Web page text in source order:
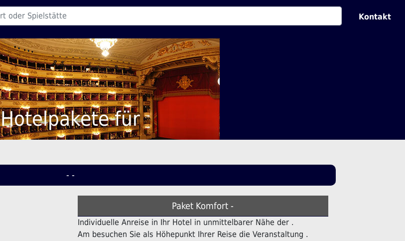
Kontakt
Hotelpakete für
- -
Paket Komfort -
Individuelle Anreise in Ihr Hotel in unmittelbarer Nähe der .
Am besuchen Sie als Höhepunkt Ihrer Reise die Veranstaltung .